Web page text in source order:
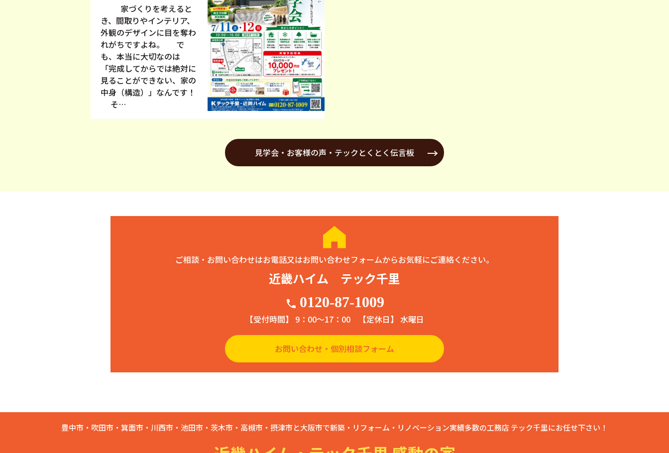
家づくりを考えると
き、間取りやインテリア、
外観のデザインに目を奪わ
れがちですよね。 で
も、本当に大切なのは
「完成してからでは絶対に
見ることができない、家の
中身（構造）」なんです！
そ…
見学会・お客様の声・テックとくとく伝言板
ご相談・お問い合わせはお電話又はお問い合わせフォームからお気軽にご連絡ください。
近畿ハイム テック千里
phone 0120-87-1009
【受付時間】 9：00〜17：00 【定休日】 水曜日
お問い合わせ・個別相談フォーム
豊中市・吹田市・箕面市・川西市・池田市・茨木市・高槻市・摂津市と大阪市で新築・リフォーム・リノベーション実績多数の工務店 テック千里にお任せ下さい！